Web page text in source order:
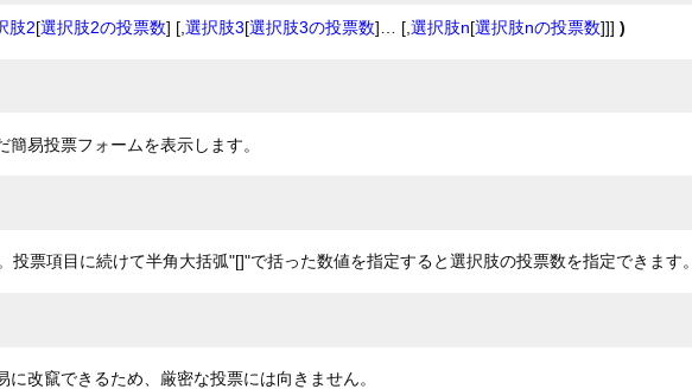
肢2[選択肢2の投票数] [, 選択肢3[選択肢3の投票数]… [, 選択肢n[選択肢nの投票数]]] )
易投票フォームを表示します。
投票項目に続けて半角大括弧"[]"で括った数値を指定すると選択肢の投票数を指定できます。
改竄できるため、厳密な投票には向きません。